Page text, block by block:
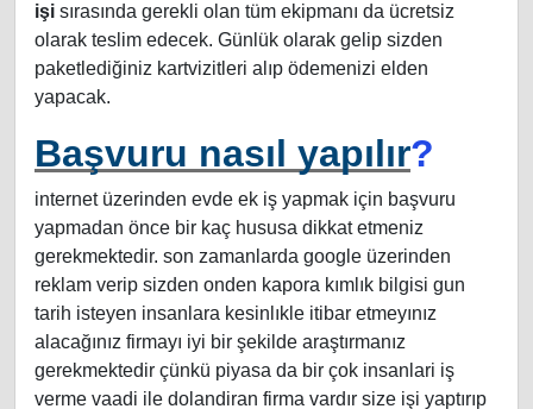
işi sırasında gerekli olan tüm ekipmanı da ücretsiz
olarak teslim edecek. Günlük olarak gelip sizden
paketlediğiniz kartvizitleri alıp ödemenizi elden
yapacak.
Başvuru nasıl yapılır?
internet üzerinden evde ek iş yapmak için başvuru
yapmadan önce bir kaç hususa dikkat etmeniz
gerekmektedir. son zamanlarda google üzerinden
reklam verip sizden onden kapora kımlık bilgisi gun
tarih isteyen insanlara kesinlıkle itibar etmeyınız
alacağınız firmayı iyi bir şekilde araştırmanız
gerekmektedir çünkü piyasa da bir çok insanlari iş
verme vaadi ile dolandiran firma vardır size işi yaptırıp